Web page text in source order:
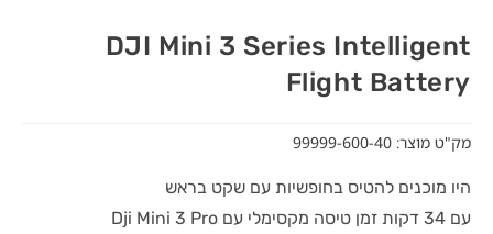
DJI Mini 3 Series Intelligent
Flight Battery
מק"ט מוצר: 99999-600-40
היו מוכנים להטיס בחופשיות עם שקט בראש
עם 34 דקות זמן טיסה מקסימלי עם Dji Mini 3 Pro